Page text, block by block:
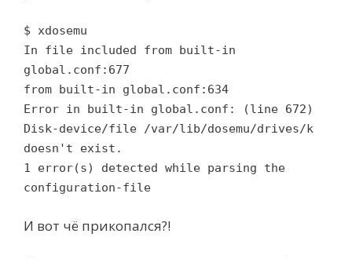
$ xdosemu
In file included from built-in
global.conf:677
from built-in global.conf:634
Error in built-in global.conf: (line 672)
Disk-device/file /var/lib/dosemu/drives/k
doesn't exist.
1 error(s) detected while parsing the
configuration-file
И вот чё прикопался?!